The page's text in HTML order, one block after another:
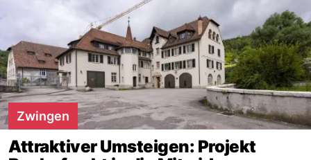
Zwingen
Attraktiver Umsteigen: Projekt